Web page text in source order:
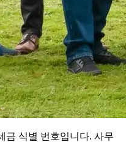
금 식별 번호입니다. 사무